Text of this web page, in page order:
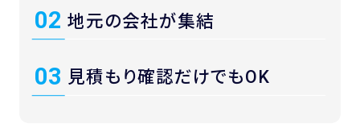
02 地元の会社が集結
03 見積もり確認だけでもOK